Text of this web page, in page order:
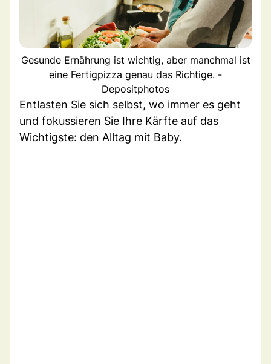
Gesunde Ernährung ist wichtig, aber manchmal ist
eine Fertigpizza genau das Richtige. -
Depositphotos
Entlasten Sie sich selbst, wo immer es geht
und fokussieren Sie Ihre Kärfte auf das
Wichtigste: den Alltag mit Baby.